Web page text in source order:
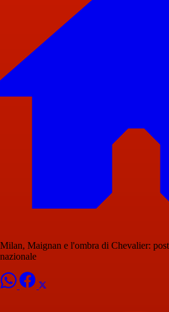
Milan, Maignan e l'ombra di Chevalier:
nazionale